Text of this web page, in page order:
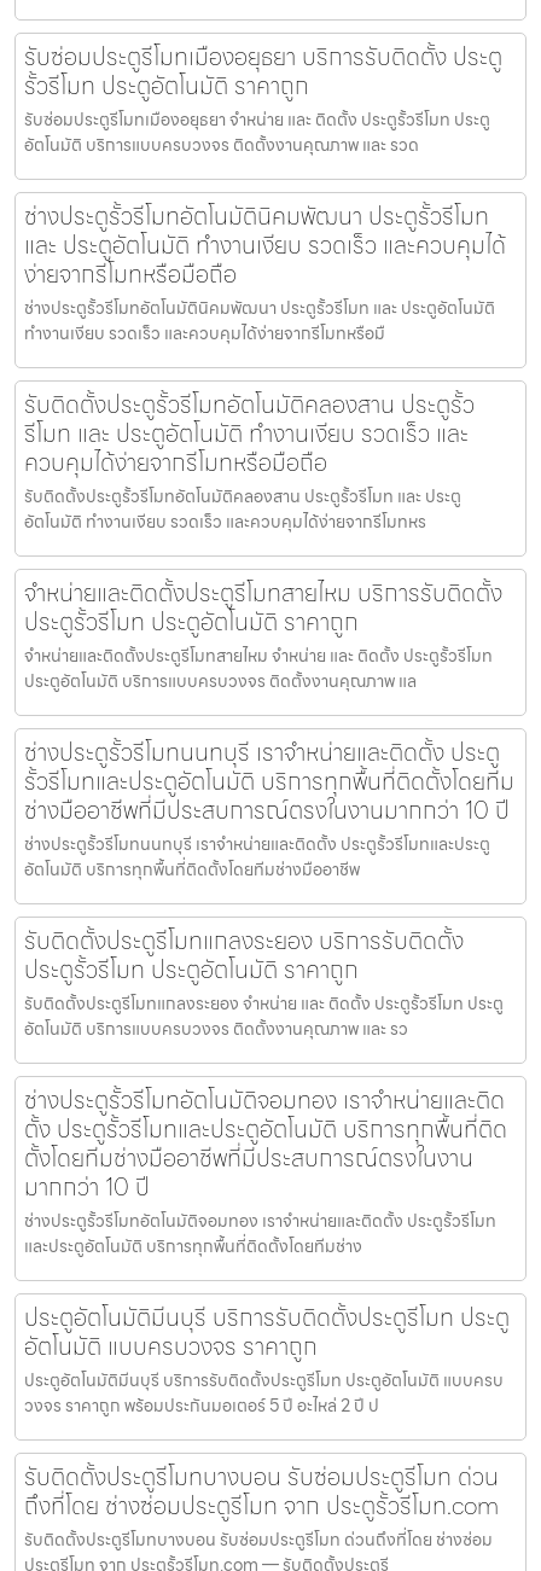
รับซ่อมประตูรีโมทเมืองอยุธยา บริการรับติดตั้ง ประตู
รั้วรีโมท ประตูอัตโนมัติ ราคาถูก
รับซ่อมประตูรีโมทเมืองอยุธยา จำหน่าย และ ติดตั้ง ประตูรั้วรีโมท ประตู
อัตโนมัติ บริการแบบครบวงจร ติดตั้งงานคุณภาพ และ รวด
ช่างประตูรั้วรีโมทอัตโนมัตินิคมพัฒนา ประตูรั้วรีโมท
และ ประตูอัตโนมัติ ทำงานเงียบ รวดเร็ว และควบคุมได้
ง่ายจากรีโมทหรือมือถือ
ช่างประตูรั้วรีโมทอัตโนมัตินิคมพัฒนา ประตูรั้วรีโมท และ ประตูอัตโนมัติ
ทำงานเงียบ รวดเร็ว และควบคุมได้ง่ายจากรีโมทหรือมื
รับติดตั้งประตูรั้วรีโมทอัตโนมัติคลองสาน ประตูรั้ว
รีโมท และ ประตูอัตโนมัติ ทำงานเงียบ รวดเร็ว และ
ควบคุมได้ง่ายจากรีโมทหรือมือถือ
รับติดตั้งประตูรั้วรีโมทอัตโนมัติคลองสาน ประตูรั้วรีโมท และ ประตู
อัตโนมัติ ทำงานเงียบ รวดเร็ว และควบคุมได้ง่ายจากรีโมทหร
จำหน่ายและติดตั้งประตูรีโมทสายไหม บริการรับติดตั้ง
ประตูรั้วรีโมท ประตูอัตโนมัติ ราคาถูก
จำหน่ายและติดตั้งประตูรีโมทสายไหม จำหน่าย และ ติดตั้ง ประตูรั้วรีโมท
ประตูอัตโนมัติ บริการแบบครบวงจร ติดตั้งงานคุณภาพ แล
ช่างประตูรั้วรีโมทนนทบุรี เราจำหน่ายและติดตั้ง ประตู
รั้วรีโมทและประตูอัตโนมัติ บริการทุกพื้นที่ติดตั้งโดยทีม
ช่างมืออาชีพที่มีประสบการณ์ตรงในงานมากกว่า 10 ปี
ช่างประตูรั้วรีโมทนนทบุรี เราจำหน่ายและติดตั้ง ประตูรั้วรีโมทและประตู
อัตโนมัติ บริการทุกพื้นที่ติดตั้งโดยทีมช่างมืออาชีพ
รับติดตั้งประตูรีโมทแกลงระยอง บริการรับติดตั้ง
ประตูรั้วรีโมท ประตูอัตโนมัติ ราคาถูก
รับติดตั้งประตูรีโมทแกลงระยอง จำหน่าย และ ติดตั้ง ประตูรั้วรีโมท ประตู
อัตโนมัติ บริการแบบครบวงจร ติดตั้งงานคุณภาพ และ รว
ช่างประตูรั้วรีโมทอัตโนมัติจอมทอง เราจำหน่ายและติด
ตั้ง ประตูรั้วรีโมทและประตูอัตโนมัติ บริการทุกพื้นที่ติด
ตั้งโดยทีมช่างมืออาชีพที่มีประสบการณ์ตรงในงาน
มากกว่า 10 ปี
ช่างประตูรั้วรีโมทอัตโนมัติจอมทอง เราจำหน่ายและติดตั้ง ประตูรั้วรีโมท
และประตูอัตโนมัติ บริการทุกพื้นที่ติดตั้งโดยทีมช่าง
ประตูอัตโนมัติมีนบุรี บริการรับติดตั้งประตูรีโมท ประตู
อัตโนมัติ แบบครบวงจร ราคาถูก
ประตูอัตโนมัติมีนบุรี บริการรับติดตั้งประตูรีโมท ประตูอัตโนมัติ แบบครบ
วงจร ราคาถูก พร้อมประกันมอเตอร์ 5 ปี อะไหล่ 2 ปี ป
รับติดตั้งประตูรีโมทบางบอน รับซ่อมประตูรีโมท ด่วน
ถึงที่โดย ช่างซ่อมประตูรีโมท จาก ประตูรั้วรีโมท.com
รับติดตั้งประตูรีโมทบางบอน รับซ่อมประตูรีโมท ด่วนถึงที่โดย ช่างซ่อม
ประตูรีโมท จาก ประตูรั้วรีโมท.com — รับติดตั้งประตูรี